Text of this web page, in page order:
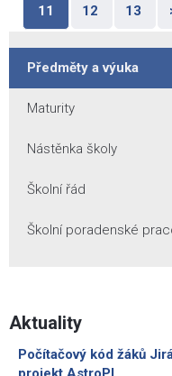
11 12 13
Předměty a výuka
Maturity
Nástěnka školy
Školní řád
Školní poradenské
Aktuality
Počítačový kód žáků